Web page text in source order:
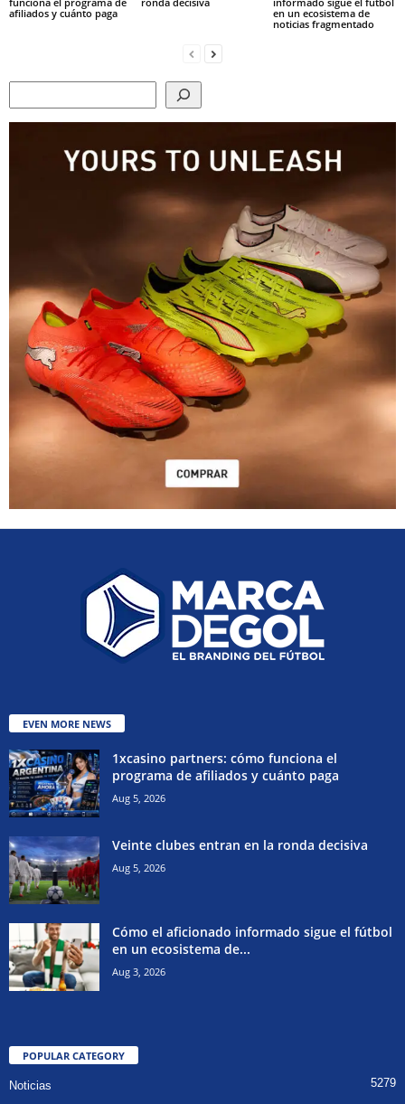
afiliados y cuánto paga
en un ecosistema de
noticias fragmentado
EVEN MORE NEWS
1xcasino partners: cómo funciona el
programa de afiliados y cuánto paga
Aug 5, 2026
Veinte clubes entran en la ronda decisiva
Aug 5, 2026
Cómo el aficionado informado sigue el fútbol
en un ecosistema de...
Aug 3, 2026
POPULAR CATEGORY
Noticias
5279